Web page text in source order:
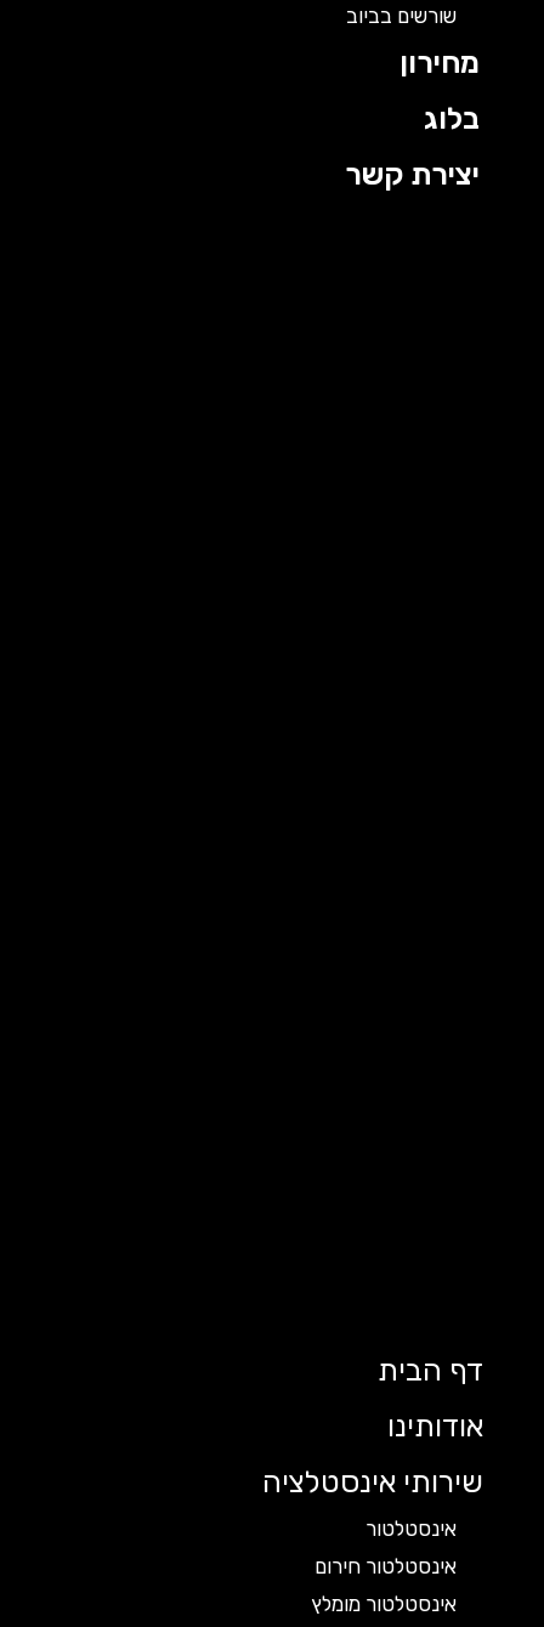
שורשים בביוב
מחירון
בלוג
יצירת קשר
דף הבית
אודותינו
שירותי אינסטלציה
אינסטלטור
אינסטלטור חירום
אינסטלטור מומלץ